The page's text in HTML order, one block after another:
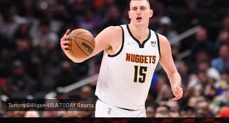
Tommy Gilligan-USA TODAY Sports